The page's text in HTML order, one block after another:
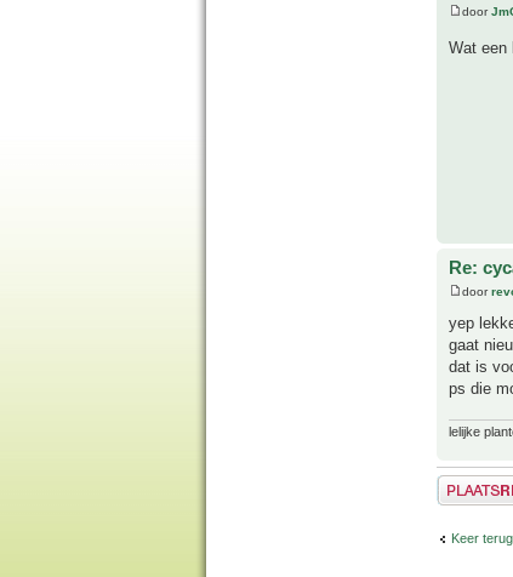
door
Wat een
Re:
door
yep
gaat
dat is
ps die
lelijke
Plaats een
Keer